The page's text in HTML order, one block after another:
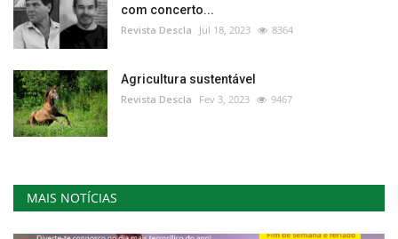
com concerto...
Revista Descla Jul 18, 2023 8364
Agricultura sustentável
Revista Descla Fev 3, 2023 9467
MAIS NOTÍCIAS